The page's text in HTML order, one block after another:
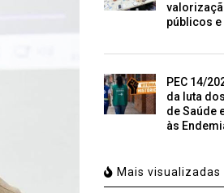
públicos
PEC 14/
da luta
de Saúde
às
Mais visualizadas